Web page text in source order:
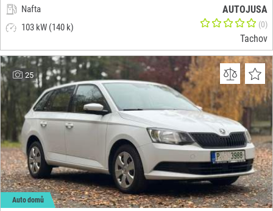
Nafta
103 kW (140 k)
AUTOJUSA
(0)
Tachov
25
Auto domů